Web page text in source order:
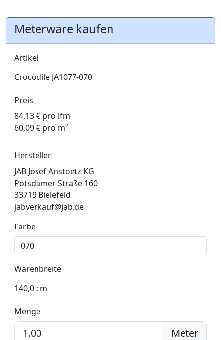
Meterware kaufen
Artikel
Crocodile JA1077-070
Preis
84,13 € pro lfm
60,09 € pro m²
Hersteller
JAB Josef Anstoetz KG
Potsdamer Straße 160
33719 Bielefeld
jabverkauf@jab.de
Farbe
Warenbreite
140,0 cm
Menge
Meter